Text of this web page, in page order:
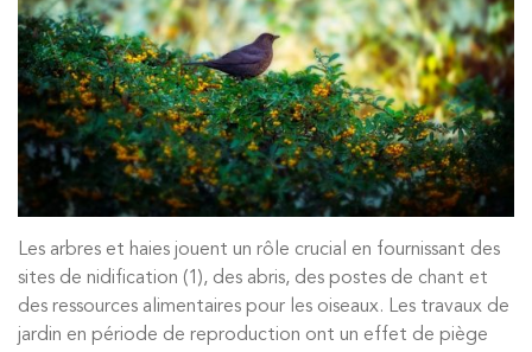
Les arbres et haies jouent un rôle crucial en fournissant des
sites de nidification (1), des abris, des postes de chant et
des ressources alimentaires pour les oiseaux. Les travaux de
jardin en période de reproduction ont un effet de piège